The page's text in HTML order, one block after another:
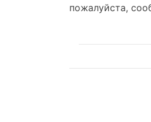
пожалуйста,